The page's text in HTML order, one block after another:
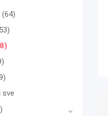
(64)
sve